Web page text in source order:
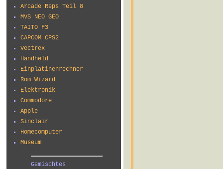
Arcade Reps Teil 8
MVS NEO GEO
TAITO F3
CAPCOM CPS2
Vectrex
Handheld
Einplatinenrechner
Rom Wizard
Elektronik
Commodore
Apple
Sinclair
Homecomputer
Museum
Gemischtes